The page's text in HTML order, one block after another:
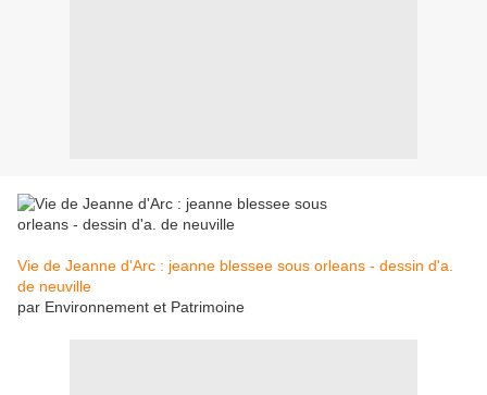
Vie de Jeanne d'Arc : jeanne blessee sous orleans - dessin d'a.
de neuville
par Environnement et Patrimoine